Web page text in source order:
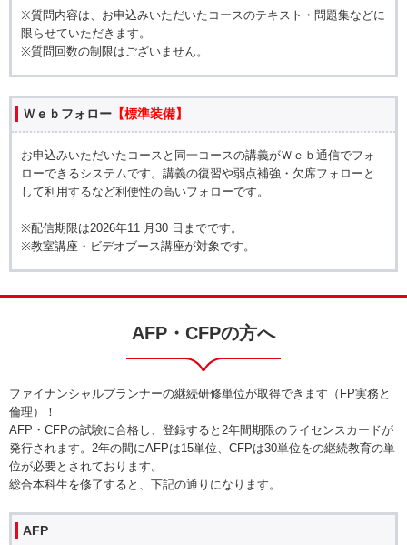
※質問内容は、お申込みいただいたコースのテキスト・問題集などに
限らせていただきます。
※質問回数の制限はございません。
Ｗｅｂフォロー 【標準装備】
お申込みいただいたコースと同一コースの講義がＷｅｂ通信でフォ
ローできるシステムです。講義の復習や弱点補強・欠席フォローと
して利用するなど利便性の高いフォローです。
※配信期限は2026年11 月30 日までです。
※教室講座・ビデオブース講座が対象です。
AFP・CFPの方へ
ファイナンシャルプランナーの継続研修単位が取得できます（FP実務と
倫理）！
AFP・CFPの試験に合格し、登録すると2年間期限のライセンスカードが
発行されます。2年の間にAFPは15単位、CFPは30単位をの継続教育の単
位が必要とされております。
総合本科生を修了すると、下記の通りになります。
AFP